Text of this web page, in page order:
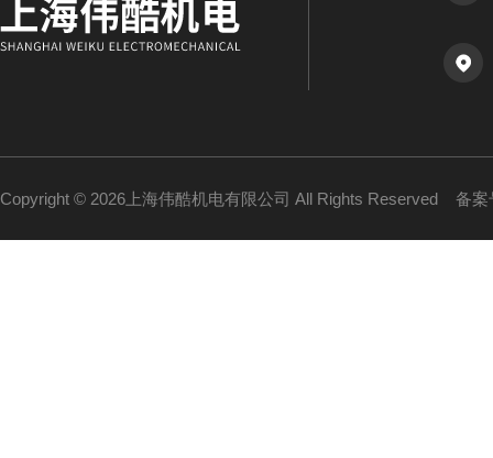
Copyright © 2026上海伟酷机电有限公司 All Rights Reserved 备案